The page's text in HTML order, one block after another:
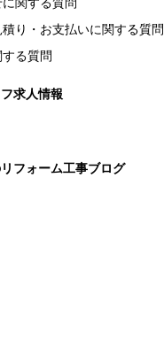
り・お支払いに関する質問
る質問
求人情報
フォーム工事ブログ